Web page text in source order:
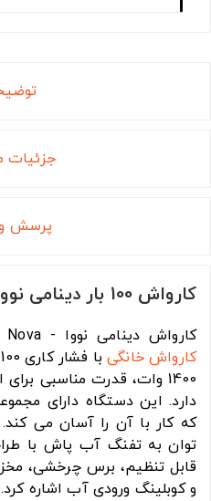
پرسش
کارواش 100 بار دینامی نووا مدل NTW4100
کارواش دینامی نووا - Nova مدل NTW4100 یک دستگاه
کارواش خانگی
1400 وات، قدرت مناسبی
دارد. این دستگاه دارای
که کار با آن را آسان می
توان به تفنگ آب پاش با
قابل تنظیم، برس چرخشی،
و کوبلینگ ورودی آب اشاره کرد.